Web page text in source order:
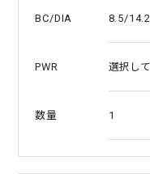
n
BC/DIA 8.5/14.2
PWR
数量 1